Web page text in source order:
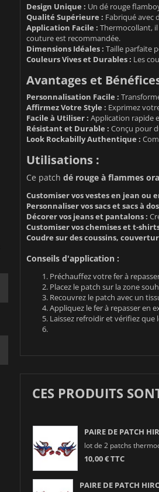
Design Unique : Un dé rouge
Qualité Supérieure : Fabriqué avec
Application Facile : Thermocollant,
couture est recommandée.
Dimensions Idéales : Taille parfaite
Couleurs Vives et Durables : Les
Avantages et
Personnalisation Facile :
Affirmez Votre Style : Exprimez
Facile à Utiliser : Application rapide
Résistant et Durable : Conçu pour
Look Rockabilly Authentique :
Utilisations :
Ce patch dé rouge à flammes
Customiser vos vestes en jean ou
Personnaliser vos sacs et sacs à
Décorer vos jeans et pantalons :
Customiser vos chemises et t-
Coudre sur des coussins,
Conseils d'application :
Préchauffez votre fer à
Placez le patch sur la zone
Recouvrez le patch avec un
Appliquez le fer à repasser en
Laissez refroidir et vérifiez que
CES PRODUITS
PAIRE DE PATCH
lot de 2 patchs
10,00 € TTC
PAIRE DE PATCH